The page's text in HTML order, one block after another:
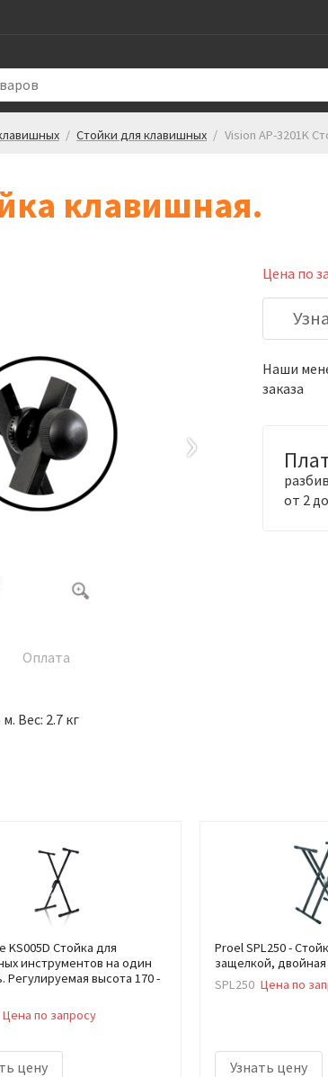
/ Стойки для клавишных / Vision AP-3201K
клавишная.
›
Цена по
Наши
заказа
от 2
Оплата
Вес: 2.7 кг
KS005D Стойка для
инструментов на один
Регулируемая высота 170 -
Цена по запросу
цену
Proel SPL250 -
защелкой,
SPL250 Цена по
Узнать цену